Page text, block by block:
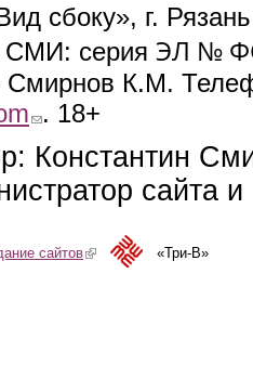
сбоку», г.
СМИ: серия ЭЛ №
Смирнов К.М.
(link sends e-mail)
. 18+
Константин
сайта
сайтов(link is external)«Три-В»